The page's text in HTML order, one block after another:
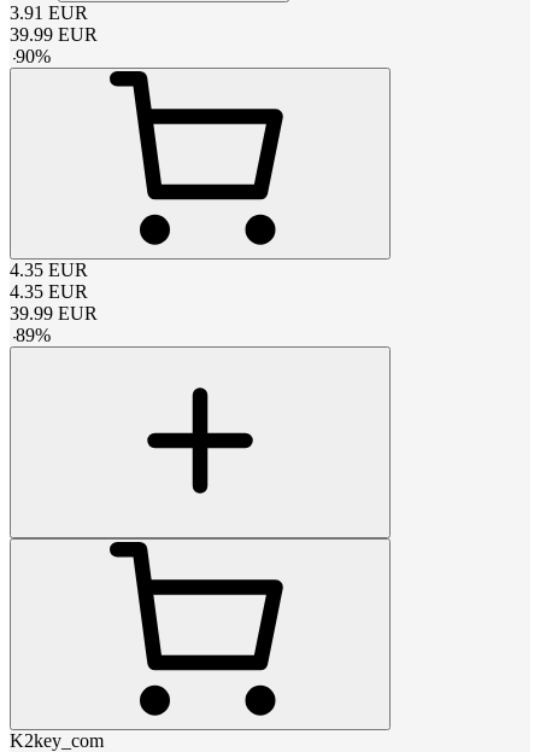
3.91 EUR
39.99 EUR
-90%
4.35 EUR
4.35 EUR
39.99 EUR
-89%
K2key_com